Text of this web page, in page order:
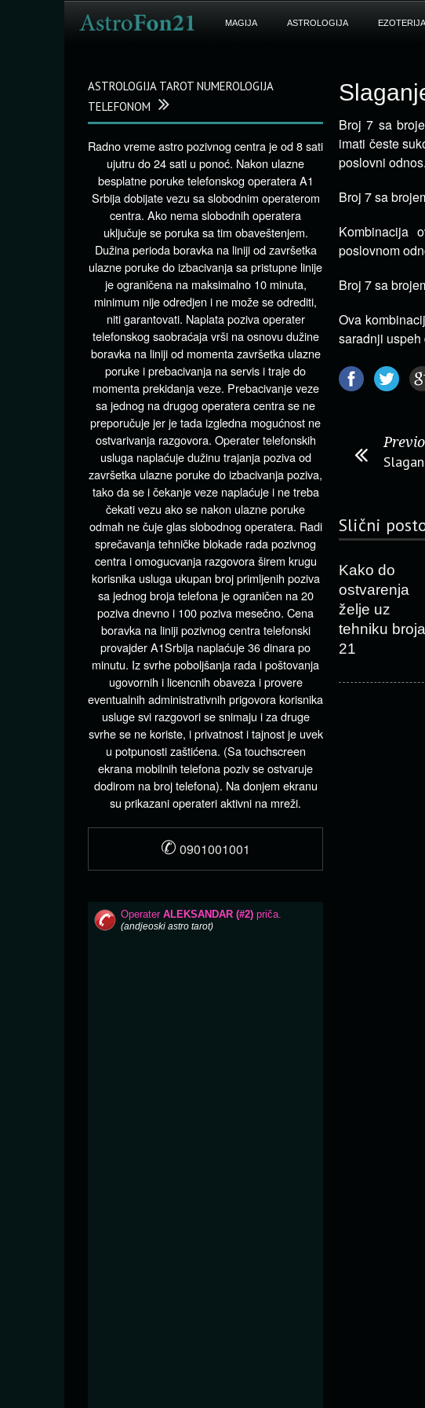
MAGIJA ASTROLOGIJA EZOTERIJA
Broj 7 sa
imati česte
poslovni odnos.
Broj 7 sa
Kombinacija
poslovnom
Broj 7 sa
Ova
saradnji
Slični
Kako do
ostvarenja
želje uz
tehniku broja
21
ASTROLOGIJA TAROT NUMEROLOGIJA
TELEFONOM
Radno vreme astro pozivnog centra je od 8 sati
ujutru do 24 sati u ponoć. Nakon ulazne
besplatne poruke telefonskog operatera A1
Srbija dobijate vezu sa slobodnim operaterom
centra. Ako nema slobodnih operatera
uključuje se poruka sa tim obaveštenjem.
Dužina perioda boravka na liniji od završetka
ulazne poruke do izbacivanja sa pristupne linije
je ograničena na maksimalno 10 minuta,
minimum nije odredjen i ne može se odrediti,
niti garantovati. Naplata poziva operater
telefonskog saobraćaja vrši na osnovu dužine
boravka na liniji od momenta završetka ulazne
poruke i prebacivanja na servis i traje do
momenta prekidanja veze. Prebacivanje veze
sa jednog na drugog operatera centra se ne
preporučuje jer je tada izgledna mogućnost ne
ostvarivanja razgovora. Operater telefonskih
usluga naplaćuje dužinu trajanja poziva od
završetka ulazne poruke do izbacivanja poziva,
tako da se i čekanje veze naplaćuje i ne treba
čekati vezu ako se nakon ulazne poruke
odmah ne čuje glas slobodnog operatera. Radi
sprečavanja tehničke blokade rada pozivnog
centra i omogucvanja razgovora širem krugu
korisnika usluga ukupan broj primljenih poziva
sa jednog broja telefona je ograničen na 20
poziva dnevno i 100 poziva mesečno. Cena
boravka na liniji pozivnog centra telefonski
provajder A1Srbija naplaćuje 36 dinara po
minutu. Iz svrhe poboljšanja rada i poštovanja
ugovornih i licencnih obaveza i provere
eventualnih administrativnih prigovora korisnika
usluge svi razgovori se snimaju i za druge
svrhe se ne koriste, i privatnost i tajnost je uvek
u potpunosti zaštićena. (Sa touchscreen
ekrana mobilnih telefona poziv se ostvaruje
dodirom na broj telefona). Na donjem ekranu
su prikazani operateri aktivni na mreži.
✆ 0901001001